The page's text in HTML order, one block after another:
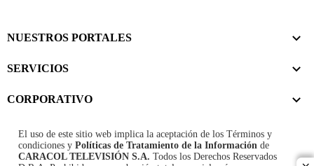
NUESTROS PORTALES
SERVICIOS
CORPORATIVO
El uso de este sitio web implica la aceptación de los Términos y
condiciones y Políticas de Tratamiento de la Información de
CARACOL TELEVISIÓN S.A. Todos los Derechos Reservados